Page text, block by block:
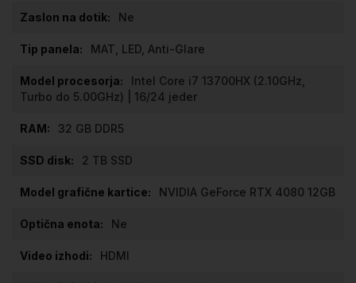
Ne
MAT, LED, Anti-Glare
Intel Core i7 13700HX (2.10GHz,
Turbo do 5.00GHz) | 16/24 jeder
32 GB DDR5
2 TB SSD
NVIDIA GeForce RTX 4080 12GB
Ne
HDMI